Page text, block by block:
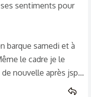
sentiments pour
barque samedi et à
le cadre je le
nouvelle après jsp…